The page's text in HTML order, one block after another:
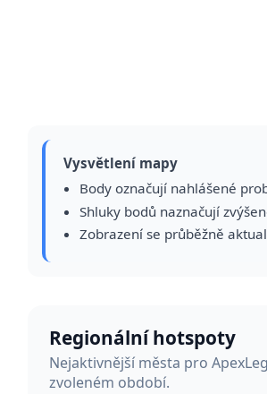
Vysvětlení mapy
Body označují nahlášené
Shluky bodů naznačují
Zobrazení se průběžně
Regionální hotspoty
Nejaktivnější města pro
zvoleném období.